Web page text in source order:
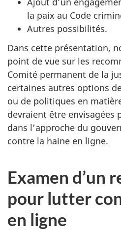
la paix au Code
Autres possibilités.
Dans cette présentation,
point de vue sur les
Comité permanent de la
certaines autres options
ou de politiques en
devraient être envisagées
dans l’approche du
contre la haine en ligne.
Examen d’un
pour lutter
en ligne